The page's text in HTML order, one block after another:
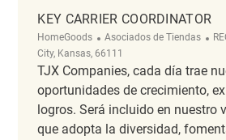
KEY CARRIER COORDINATOR
HomeGoods Categoría
Asociados de Tiendas
City, Kansas, 66111
TJX Companies, cada día trae
oportunidades de crecimiento,
logros. Será incluido en nuestro
que adopta la diversidad,